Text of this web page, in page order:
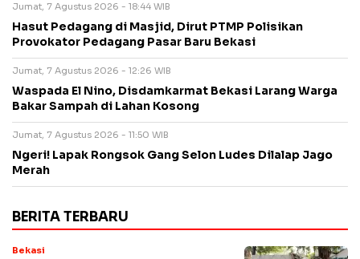
Jumat, 7 Agustus 2026 - 18:44 WIB
Hasut Pedagang di Masjid, Dirut PTMP Polisikan
Provokator Pedagang Pasar Baru Bekasi
Jumat, 7 Agustus 2026 - 12:26 WIB
Waspada El Nino, Disdamkarmat Bekasi Larang Warga
Bakar Sampah di Lahan Kosong
Jumat, 7 Agustus 2026 - 11:50 WIB
Ngeri! Lapak Rongsok Gang Selon Ludes Dilalap Jago
Merah
BERITA TERBARU
Bekasi